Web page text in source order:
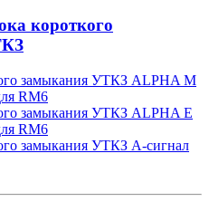
короткого
замыкания УТКЗ ALPHA M
RM6
замыкания УТКЗ ALPHA E
RM6
замыкания УТКЗ А-сигнал